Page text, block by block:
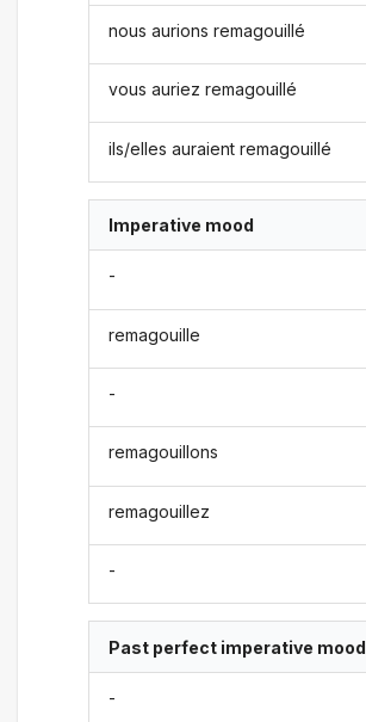
nous aurions remagouillé
vous auriez remagouillé
ils/elles auraient remagouillé
Imperative mood
-
remagouille
-
remagouillons
remagouillez
-
Past perfect imperative mood
-